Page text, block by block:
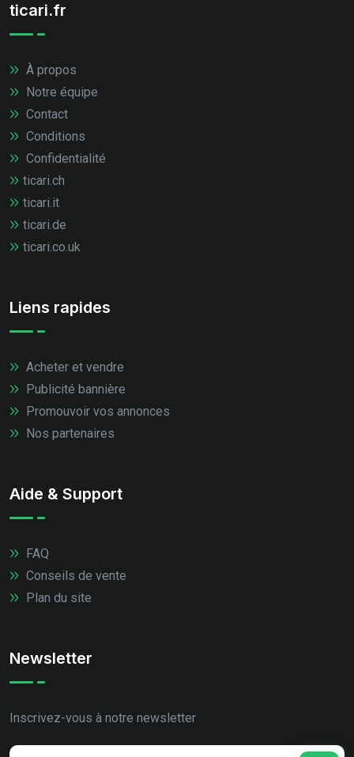
ticari.fr
À propos
Notre équipe
Contact
Conditions
Confidentialité
ticari.ch
ticari.it
ticari.de
ticari.co.uk
Liens rapides
Acheter et vendre
Publicité bannière
Promouvoir vos annonces
Nos partenaires
Aide & Support
FAQ
Conseils de vente
Plan du site
Newsletter
Inscrivez-vous à notre newsletter